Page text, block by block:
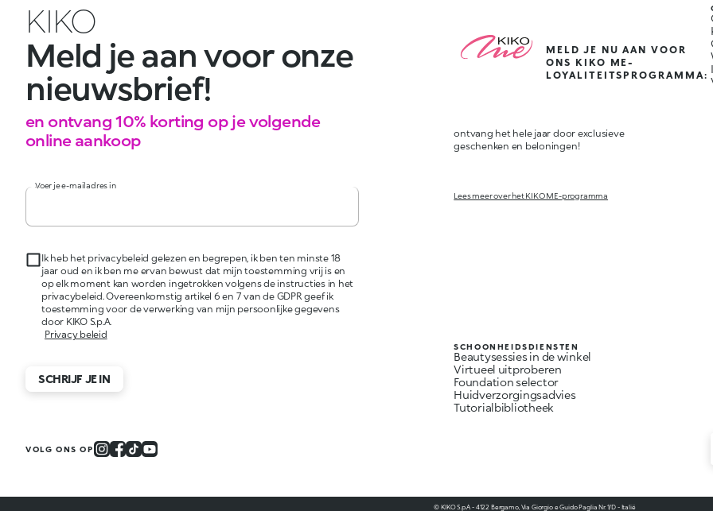
KIKO
Meld je aan voor onze
nieuwsbrief!
en ontvang 10% korting op je volgende
online aankoop
Voer je e-mailadres in
Ik heb het privacybeleid gelezen en begrepen, ik ben ten minste 18
jaar oud en ik ben me ervan bewust dat mijn toestemming vrij is en
op elk moment kan worden ingetrokken volgens de instructies in het
privacybeleid. Overeenkomstig artikel 6 en 7 van de GDPR geef ik
toestemming voor de verwerking van mijn persoonlijke gegevens
door KIKO S.p.A.
Privacy beleid
SCHRIJF JE IN
MELD JE NU AAN VOOR
ONS KIKO ME-
LOYALITEITSPROGRAMMA:
ontvang het hele jaar door exclusieve
geschenken en beloningen!
Lees meer over het KIKO ME-programma
SCHOONHEIDSDIENSTEN
Beautysessies in de winkel
Virtueel uitproberen
Foundation selector
Huidverzorgingsadvies
Tutorialbibliotheek
VOLG ONS OP
© KIKO S.p.A. - 4122 Bergamo, Via Giorgio e Guido Paglia Nr. 1/D - Italië